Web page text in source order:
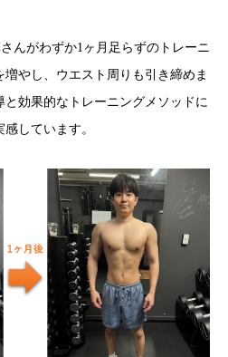
んがわずか1ヶ月足らずのトレーニ
やし、ウエスト周りも引き締めま
と効果的なトレーニングメソッドに
しています。